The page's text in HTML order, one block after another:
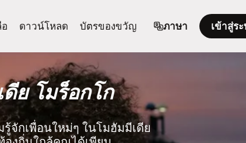
ดาวน์โหลด บัตรของขวัญ ภาษา เข้าสู่ร
ย โมร็อกโก
จักเพื่อนใหม่ๆ ในโมฮัมมีเดีย